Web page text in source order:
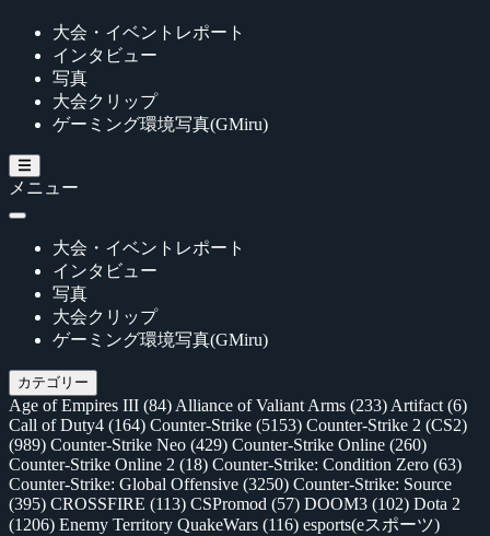
大会・イベントレポート
インタビュー
写真
大会クリップ
ゲーミング環境写真(GMiru)
メニュー
大会・イベントレポート
インタビュー
写真
大会クリップ
ゲーミング環境写真(GMiru)
カテゴリー
Age of Empires III (84) Alliance of Valiant Arms (233) Artifact (6)
Call of Duty4 (164) Counter-Strike (5153) Counter-Strike 2 (CS2)
(989) Counter-Strike Neo (429) Counter-Strike Online (260)
Counter-Strike Online 2 (18) Counter-Strike: Condition Zero (63)
Counter-Strike: Global Offensive (3250) Counter-Strike: Source
(395) CROSSFIRE (113) CSPromod (57) DOOM3 (102) Dota 2
(1206) Enemy Territory QuakeWars (116) esports(eスポーツ)